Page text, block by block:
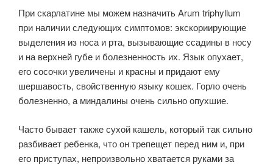
При скарлатине мы можем назначить Arum triphyllum
при наличии следующих симптомов: экскориирующие
выделения из носа и рта, вызывающие ссадины в носу
и на верхней губе и болезненность их. Язык опухает,
его сосочки увеличены и красны и придают ему
шершавость, свойственную языку кошек. Горло очень
болезненно, а миндалины очень сильно опухшие.
Часто бывает также сухой кашель, который так сильно
разбивает ребенка, что он трепещет перед ним и, при
его приступах, непроизвольно хватается руками за